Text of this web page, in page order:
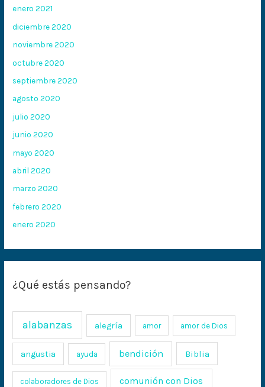
enero 2021
diciembre 2020
noviembre 2020
octubre 2020
septiembre 2020
agosto 2020
julio 2020
junio 2020
mayo 2020
abril 2020
marzo 2020
febrero 2020
enero 2020
¿Qué estás pensando?
alabanzas alegría amor amor de Dios
angustia ayuda bendición Biblia
colaboradores de Dios comunión con Dios